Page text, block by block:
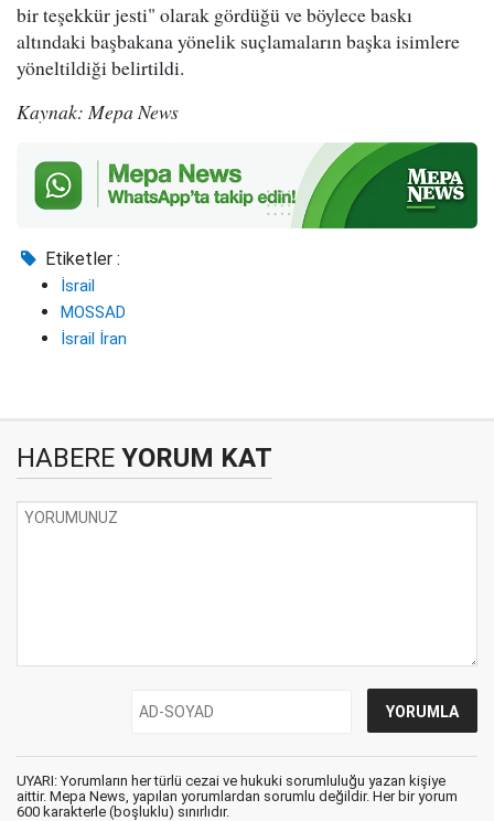
bir teşekkür jesti" olarak gördüğü ve böylece baskı
altındaki başbakana yönelik suçlamaların başka isimlere
yöneltildiği belirtildi.
Kaynak: Mepa News
Etiketler :
İsrail
MOSSAD
İsrail İran
HABERE YORUM KAT
UYARI: Yorumların her türlü cezai ve hukuki sorumluluğu yazan kişiye
aittir. Mepa News, yapılan yorumlardan sorumlu değildir. Her bir yorum
600 karakterle (boşluklu) sınırlıdır.